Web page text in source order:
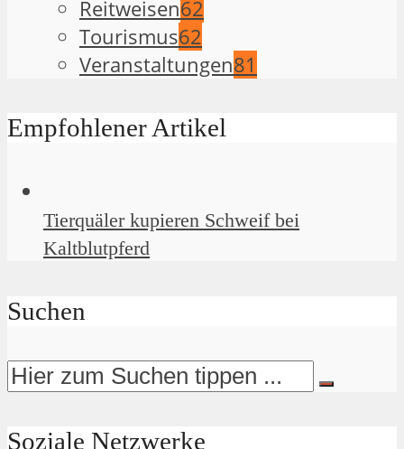
Reitweisen62
Tourismus62
Veranstaltungen81
Empfohlener Artikel
Tierquäler kupieren Schweif bei
Kaltblutpferd
Suchen
Soziale Netzwerke